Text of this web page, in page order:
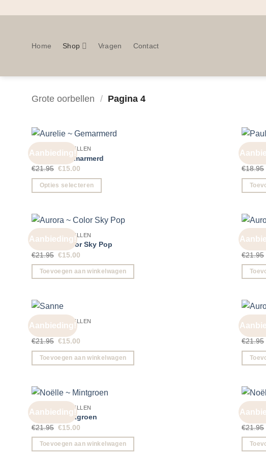
Home Shop Vragen Contact
Grote oorbellen / Pagina 4
Aanbieding!
GROTE OORBELLEN
Aurelie ~ Gemarmerd
€21.95 Oorspronkelijke
was:
€21.95.
€15.00
is:
€15.00.
Opties selecteren
heeft
meerdere
Deze
optie
kan
worden
op
de
productpagina
GROTE
€18.95
Aanbieding!
GROTE OORBELLEN
Aurora ~ Color Sky Pop
€21.95 Oorspronkelijke
was:
€21.95.
€15.00
is:
€15.00.
Toevoegen aan winkelwagen
GROTE
€21.95
Aanbieding!
GROTE OORBELLEN
Sanne
€21.95 Oorspronkelijke
was:
€21.95.
€15.00
is:
€15.00.
Toevoegen aan winkelwagen
GROTE
€21.95
Aanbieding!
GROTE OORBELLEN
Noëlle ~ Mintgroen
€21.95 Oorspronkelijke
was:
€21.95.
€15.00
is:
€15.00.
Toevoegen aan winkelwagen
GROTE
Noëlle
€21.95